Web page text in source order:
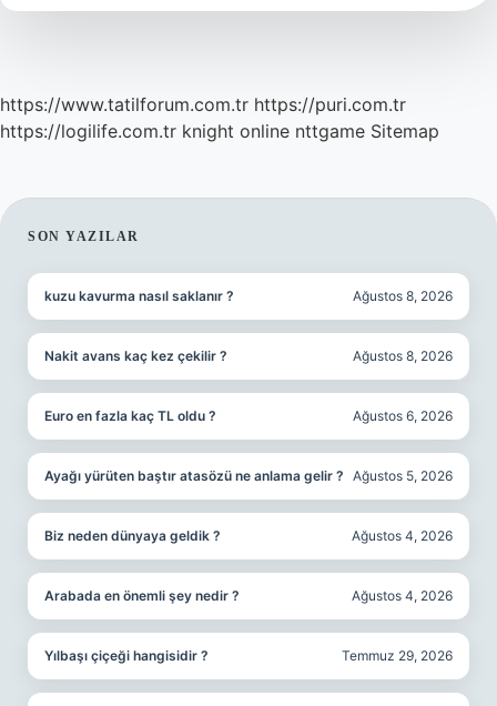
Zaman
https://www.tatilforum.com.tr https://puri.com.tr
https://logilife.com.tr knight online nttgame Sitemap
SIDEBAR
SON YAZILAR
kuzu kavurma nasıl saklanır ? Ağustos 8, 2026
Nakit avans kaç kez çekilir ? Ağustos 8, 2026
Euro en fazla kaç TL oldu ? Ağustos 6, 2026
Ayağı yürüten baştır atasözü ne anlama gelir ? Ağustos 5, 2026
Biz neden dünyaya geldik ? Ağustos 4, 2026
Arabada en önemli şey nedir ? Ağustos 4, 2026
Yılbaşı çiçeği hangisidir ? Temmuz 29, 2026